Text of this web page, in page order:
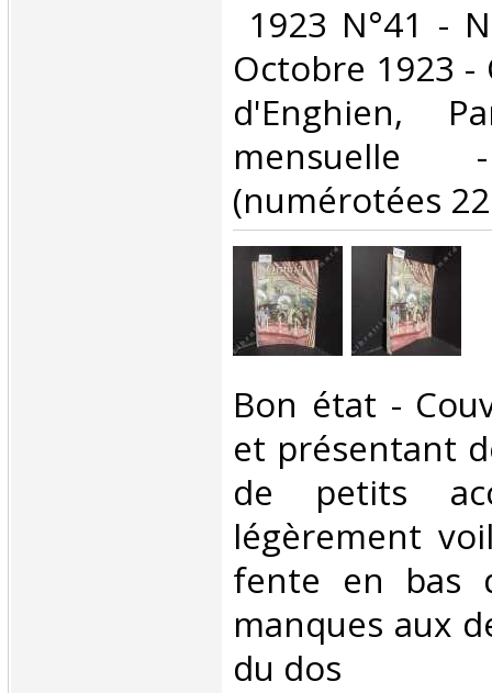
1923 N°41 -
Octobre 1923 -
d'Enghien,
(numérotées
‎Bon état -
et présentant
de petits
légèrement
fente en bas
manques aux
du dos ‎